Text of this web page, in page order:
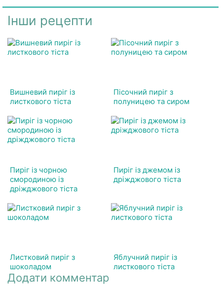
Інши рецепти
Вишневий пиріг із
листкового тіста
Пісочний пиріг з
полуницею та сиром
Пиріг із чорною
смородиною із
дріжджового тіста
Пиріг із джемом із
дріжджового тіста
Листковий пиріг з
шоколадом
Яблучний пиріг із
листкового тіста
Додати комментар